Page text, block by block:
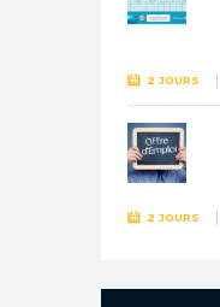
2 JOURS
2 JOURS